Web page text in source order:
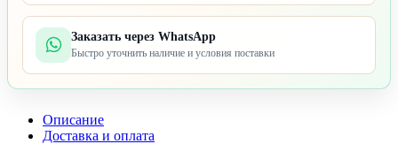
Заказать через WhatsApp
Быстро уточнить наличие и условия поставки
Описание
Доставка и оплата